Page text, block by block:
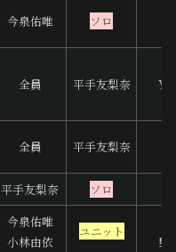
今泉佑唯 ソロ
全員 平手友梨奈
全員 平手友梨奈
平手友梨奈 ソロ
今泉佑唯
小林由依
ユニット
野